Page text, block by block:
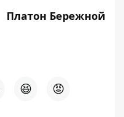
Платон Бережной
😆 😡